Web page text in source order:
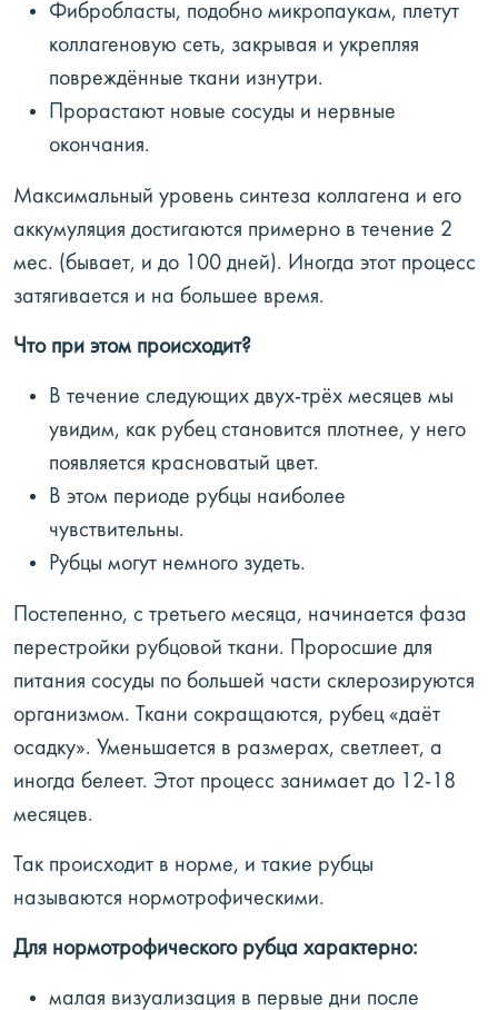
Фибробласты, подобно микропаукам, плетут
коллагеновую сеть, закрывая и укрепляя
повреждённые ткани изнутри.
Прорастают новые сосуды и нервные
окончания.
Максимальный уровень синтеза коллагена и его
аккумуляция достигаются примерно в течение 2
мес. (бывает, и до 100 дней). Иногда этот процесс
затягивается и на большее время.
Что при этом происходит?
В течение следующих двух-трёх месяцев мы
увидим, как рубец становится плотнее, у него
появляется красноватый цвет.
В этом периоде рубцы наиболее
чувствительны.
Рубцы могут немного зудеть.
Постепенно, с третьего месяца, начинается фаза
перестройки рубцовой ткани. Проросшие для
питания сосуды по большей части склерозируются
организмом. Ткани сокращаются, рубец «даёт
осадку». Уменьшается в размерах, светлеет, а
иногда белеет. Этот процесс занимает до 12-18
месяцев.
Так происходит в норме, и такие рубцы
называются нормотрофическими.
Для нормотрофического рубца характерно:
малая визуализация в первые дни после